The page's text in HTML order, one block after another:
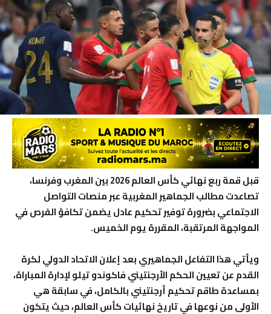
قبل قمة ربع نهائي كأس العالم 2026 بين المغرب وفرنسا،
تصاعدت مطالب الجماهير المغربية عبر منصات التواصل
الاجتماعي بضرورة توفير تحكيم عادل يضمن تكافؤ الفرص في
المواجهة المرتقبة، المقررة يوم الخميس.
ويأتي هذا التفاعل الجماهيري بعد إعلان الاتحاد الدولي لكرة
القدم عن تعيين الحكم الأرجنتيني فاكوندو تيلو لإدارة المباراة،
بمساعدة طاقم تحكيم أرجنتيني بالكامل، في سابقة هي
الأولى من نوعها في تاريخ نهائيات كأس العالم، حيث يتكون